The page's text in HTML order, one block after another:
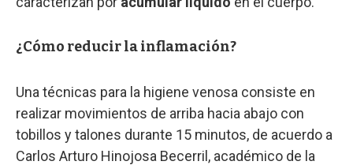
¿Cómo reducir la inflamación?
Una técnicas para la higiene venosa consiste en
realizar movimientos de arriba hacia abajo con
tobillos y talones durante 15 minutos, de acuerdo a
Carlos Arturo Hinojosa Becerril, académico de la